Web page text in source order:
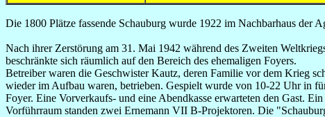
Die 1800 Plätze fassende Schauburg wurde 1922 im Nachbarhaus
Nach ihrer Zerstörung am 31. Mai 1942 während des Zweiten
beschränkte sich räumlich auf den Bereich des ehemaligen Foyers.
Betreiber waren die Geschwister Kautz, deren Familie vor dem Krieg
wieder im Aufbau waren, betrieben. Gespielt wurde von 10-22 Uhr in
Foyer. Eine Vorverkaufs- und eine Abendkasse erwarteten den Gast.
Vorführraum standen zwei Ernemann VII B-Projektoren. Die